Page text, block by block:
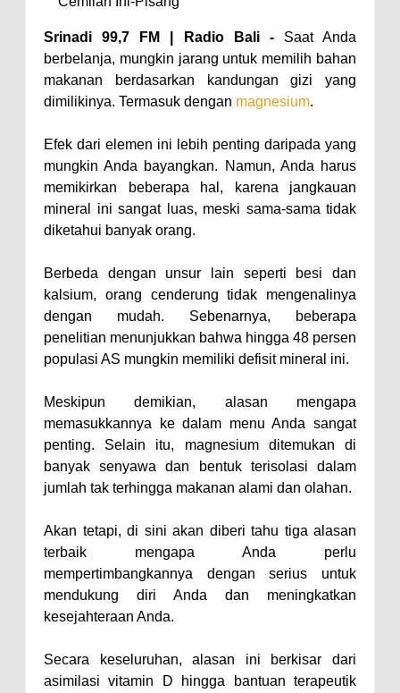
Srinadi 99,7 FM | Radio Bali - Saat Anda
berbelanja, mungkin jarang untuk memilih bahan
makanan berdasarkan kandungan gizi yang
dimilikinya. Termasuk dengan magnesium.
Efek dari elemen ini lebih penting daripada yang
mungkin Anda bayangkan. Namun, Anda harus
memikirkan beberapa hal, karena jangkauan
mineral ini sangat luas, meski sama-sama tidak
diketahui banyak orang.
Berbeda dengan unsur lain seperti besi dan
kalsium, orang cenderung tidak mengenalinya
dengan mudah. Sebenarnya, beberapa
penelitian menunjukkan bahwa hingga 48 persen
populasi AS mungkin memiliki defisit mineral ini.
Meskipun demikian, alasan mengapa
memasukkannya ke dalam menu Anda sangat
penting. Selain itu, magnesium ditemukan di
banyak senyawa dan bentuk terisolasi dalam
jumlah tak terhingga makanan alami dan olahan.
Akan tetapi, di sini akan diberi tahu tiga alasan
terbaik mengapa Anda perlu
mempertimbangkannya dengan serius untuk
mendukung diri Anda dan meningkatkan
kesejahteraan Anda.
Secara keseluruhan, alasan ini berkisar dari
asimilasi vitamin D hingga bantuan terapeutik